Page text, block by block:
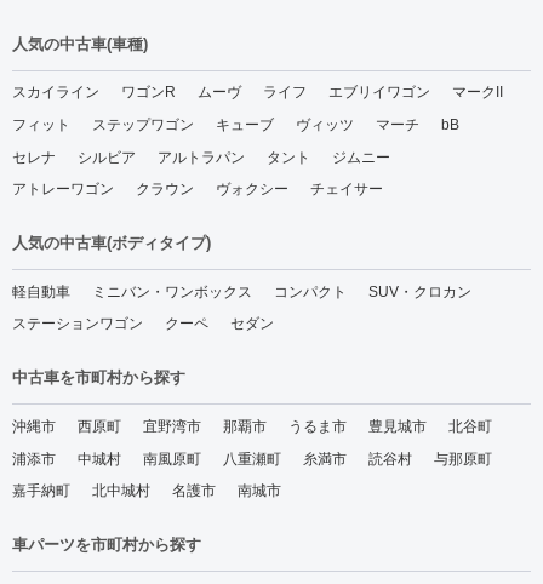
人気の中古車(車種)
スカイライン ワゴンR ムーヴ ライフ エブリイワゴン
マークII
フィット
ステップワゴン キューブ ヴィッツ マーチ
bB
セレナ
シルビア アルトラパン タント
ジムニー
アトレーワゴン
クラウン ヴォクシー チェイサー
人気の中古車(ボディタイプ)
軽自動車 ミニバン・ワンボックス コンパクト
SUV・クロカン
ステーションワゴン
クーペ セダン
中古車を市町村から探す
沖縄市 西原町 宜野湾市 那覇市 うるま市 豊見城市
北谷町
浦添市
中城村 南風原町 八重瀬町 糸満市 読谷村
与那原町
嘉手納町
北中城村 名護市 南城市
車パーツを市町村から探す